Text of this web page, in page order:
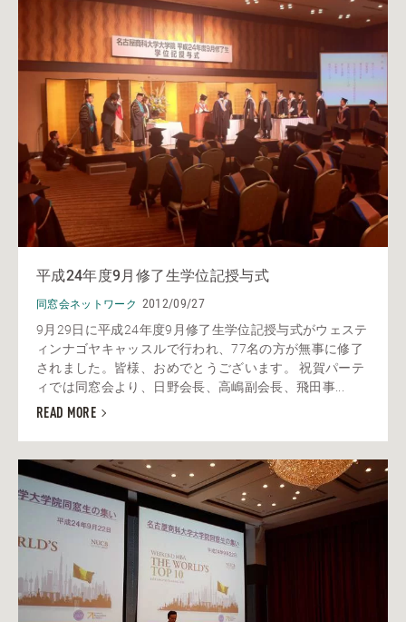
平成24年度9月修了生学位記授与式
同窓会ネットワーク 2012/09/27
9月29日に平成24年度9月修了生学位記授与式がウェステ
ィンナゴヤキャッスルで行われ、77名の方が無事に修了
されました。皆様、おめでとうございます。 祝賀パーテ
ィでは同窓会より、日野会長、高嶋副会長、飛田事...
READ MORE